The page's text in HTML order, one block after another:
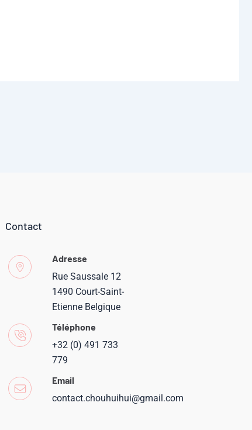
Contact
Adresse
Rue Saussale 12
1490 Court-Saint-
Etienne Belgique
Téléphone
+32 (0) 491 733
779
Email
contact.chouhuihui@gmail.com